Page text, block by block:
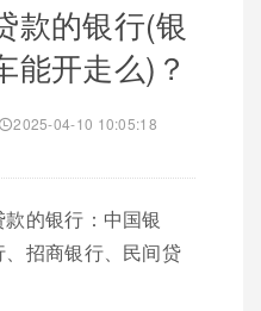
款的银行(银
能开走么)？
2025-04-10 10:05:18
的银行：中国银
招商银行、民间贷